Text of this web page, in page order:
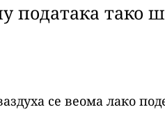
тако
се веома лако